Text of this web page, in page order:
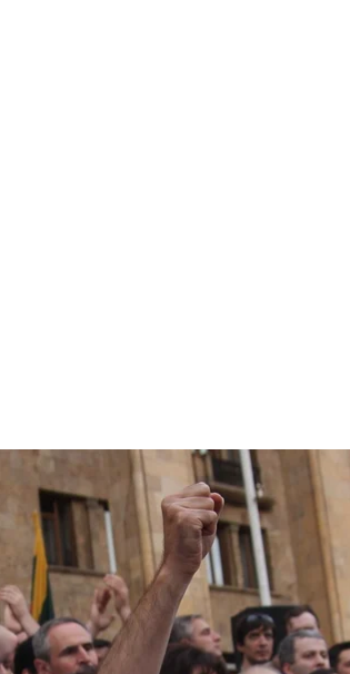
Леван Микадзе, JAMnews
узла »
вечером в шестой раз
главы МВД Грузии Гиоргия
полицией. При разгоне
обвинили полицейских в том,
головы резиновыми пулями.